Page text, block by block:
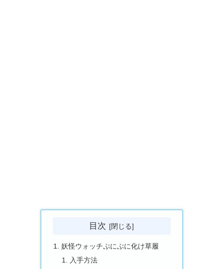
目次
妖怪ウォッチぷにぷに化け草履
入手方法